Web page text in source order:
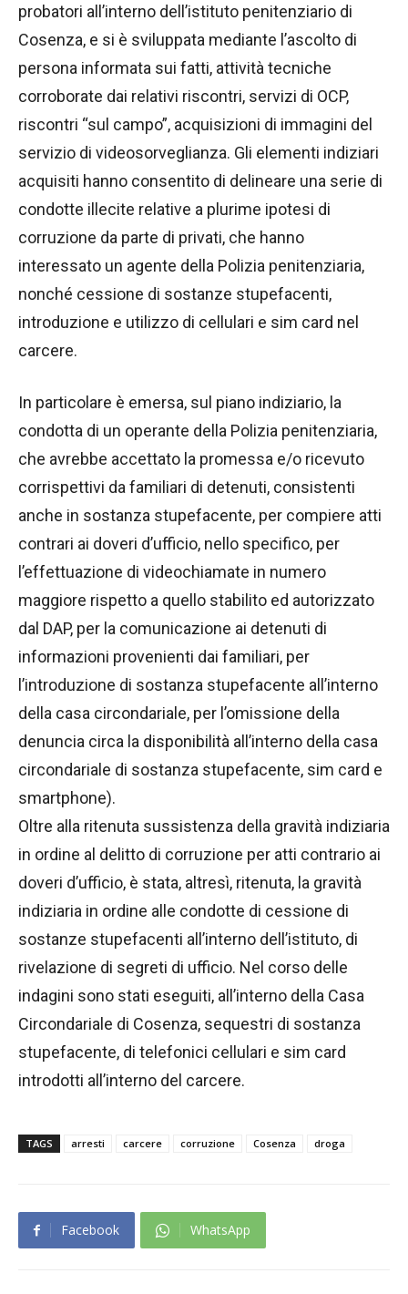
probatori all’interno dell’istituto penitenziario di
Cosenza, e si è sviluppata mediante l’ascolto di
persona informata sui fatti, attività tecniche
corroborate dai relativi riscontri, servizi di OCP,
riscontri “sul campo”, acquisizioni di immagini del
servizio di videosorveglianza. Gli elementi indiziari
acquisiti hanno consentito di delineare una serie di
condotte illecite relative a plurime ipotesi di
corruzione da parte di privati, che hanno
interessato un agente della Polizia penitenziaria,
nonché cessione di sostanze stupefacenti,
introduzione e utilizzo di cellulari e sim card nel
carcere.
In particolare è emersa, sul piano indiziario, la
condotta di un operante della Polizia penitenziaria,
che avrebbe accettato la promessa e/o ricevuto
corrispettivi da familiari di detenuti, consistenti
anche in sostanza stupefacente, per compiere atti
contrari ai doveri d’ufficio, nello specifico, per
l’effettuazione di videochiamate in numero
maggiore rispetto a quello stabilito ed autorizzato
dal DAP, per la comunicazione ai detenuti di
informazioni provenienti dai familiari, per
l’introduzione di sostanza stupefacente all’interno
della casa circondariale, per l’omissione della
denuncia circa la disponibilità all’interno della casa
circondariale di sostanza stupefacente, sim card e
smartphone).
Oltre alla ritenuta sussistenza della gravità indiziaria
in ordine al delitto di corruzione per atti contrario ai
doveri d’ufficio, è stata, altresì, ritenuta, la gravità
indiziaria in ordine alle condotte di cessione di
sostanze stupefacenti all’interno dell’istituto, di
rivelazione di segreti di ufficio. Nel corso delle
indagini sono stati eseguiti, all’interno della Casa
Circondariale di Cosenza, sequestri di sostanza
stupefacente, di telefonici cellulari e sim card
introdotti all’interno del carcere.
TAGS arresti carcere corruzione Cosenza droga
Facebook WhatsApp